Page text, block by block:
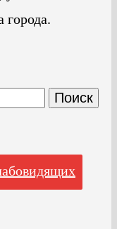
города.